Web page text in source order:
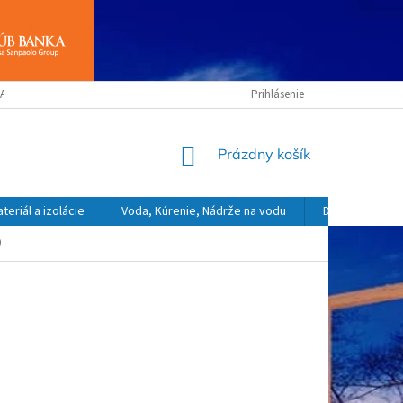
OSOBNÝCH ÚDAJOV OBCHODNÉ PODMIENKYPrihlásenie
NÁKUPNÝ
Prázdny košík
a izolácie Voda, Kúrenie, Nádrže na vodu
Dekoračný a